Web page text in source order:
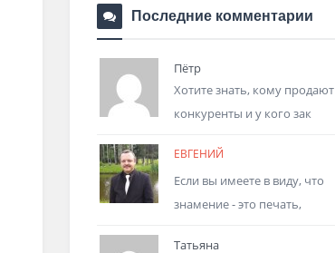
Последние комментарии
Пётр
Хотите знать, кому продают
конкуренты и у кого зак
ЕВГЕНИЙ
Если вы имеете в виду, что
знамение - это печать,
Татьяна